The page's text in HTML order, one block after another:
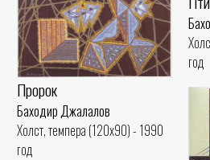
год
Пророк
Баходир Джалалов
Холст, темпера (120x90) - 1990
год